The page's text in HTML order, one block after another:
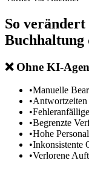
So
Buchhaltung
❌Ohne KI-
•Manuelle
•Antwortzeiten
•
•Begrenzte
•Hohe
•Inkonsistente
•Verlorene